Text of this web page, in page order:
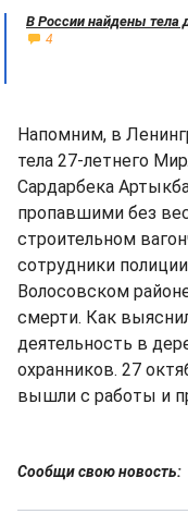
В России найдены тела
4
Напомним, в
тела 27-летнего
Сардарбека
пропавшими без
строительном
сотрудники
Волосовском
смерти. Как
деятельность в
охранников. 27
вышли с работы и
Сообщи свою новость: